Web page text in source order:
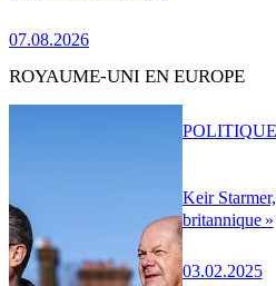
07.08.2026
ROYAUME-UNI EN EUROPE
Keir
britannique »
03.02.2025
POLITIQUE